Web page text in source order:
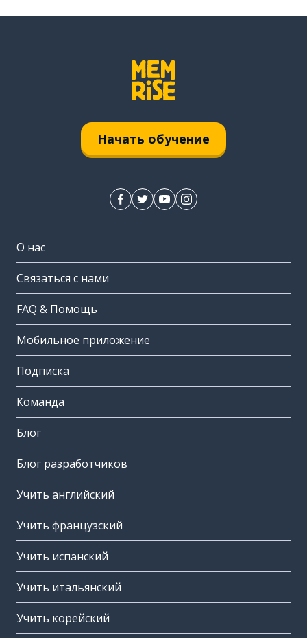
Начать обучение
О нас
Связаться с нами
FAQ & Помощь
Мобильное приложение
Подписка
Команда
Блог
Блог разработчиков
Учить английский
Учить французский
Учить испанский
Учить итальянский
Учить корейский